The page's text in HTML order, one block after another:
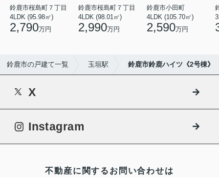
鈴鹿市桜島町７丁目
4LDK (95.98㎡)
2,790万円
鈴鹿市桜島町７丁目
4LDK (98.01㎡)
2,990万円
鈴鹿市小田町
4LDK (105.70㎡)
2,590万円
鈴鹿市の戸建て一覧 玉垣駅 鈴鹿市鈴鹿ハイツ《2号棟》
X
Instagram
不動産に関するお問い合わせは